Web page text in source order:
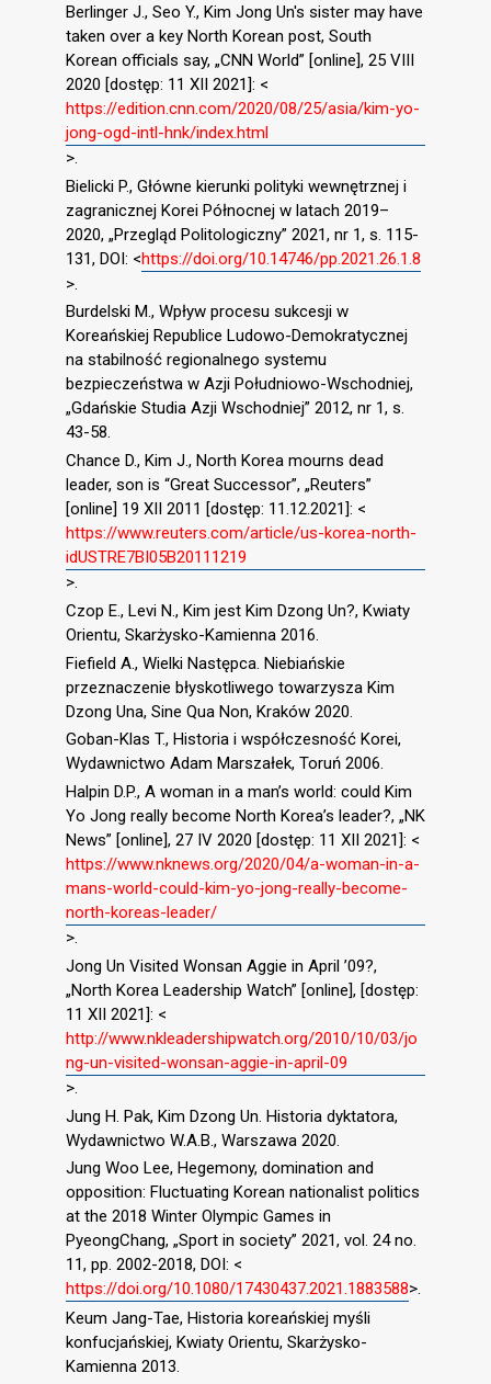
Berlinger J., Seo Y., Kim Jong Un's sister may have
taken over a key North Korean post, South
Korean officials say, „CNN World” [online], 25 VIII
2020 [dostęp: 11 XII 2021]: <
https://edition.cnn.com/2020/08/25/asia/kim-yo-
jong-ogd-intl-hnk/index.html
>.
Bielicki P., Główne kierunki polityki wewnętrznej i
zagranicznej Korei Północnej w latach 2019–
2020, „Przegląd Politologiczny” 2021, nr 1, s. 115-
131, DOI: <https://doi.org/10.14746/pp.2021.26.1.8
>.
Burdelski M., Wpływ procesu sukcesji w
Koreańskiej Republice Ludowo-Demokratycznej
na stabilność regionalnego systemu
bezpieczeństwa w Azji Południowo-Wschodniej,
„Gdańskie Studia Azji Wschodniej” 2012, nr 1, s.
43-58.
Chance D., Kim J., North Korea mourns dead
leader, son is “Great Successor”, „Reuters”
[online] 19 XII 2011 [dostęp: 11.12.2021]: <
https://www.reuters.com/article/us-korea-north-
idUSTRE7BI05B20111219
>.
Czop E., Levi N., Kim jest Kim Dzong Un?, Kwiaty
Orientu, Skarżysko-Kamienna 2016.
Fiefield A., Wielki Następca. Niebiańskie
przeznaczenie błyskotliwego towarzysza Kim
Dzong Una, Sine Qua Non, Kraków 2020.
Goban-Klas T., Historia i współczesność Korei,
Wydawnictwo Adam Marszałek, Toruń 2006.
Halpin D.P., A woman in a man’s world: could Kim
Yo Jong really become North Korea’s leader?, „NK
News” [online], 27 IV 2020 [dostęp: 11 XII 2021]: <
https://www.nknews.org/2020/04/a-woman-in-a-
mans-world-could-kim-yo-jong-really-become-
north-koreas-leader/
>.
Jong Un Visited Wonsan Aggie in April ’09?,
„North Korea Leadership Watch” [online], [dostęp:
11 XII 2021]: <
http://www.nkleadershipwatch.org/2010/10/03/jo
ng-un-visited-wonsan-aggie-in-april-09
>.
Jung H. Pak, Kim Dzong Un. Historia dyktatora,
Wydawnictwo W.A.B., Warszawa 2020.
Jung Woo Lee, Hegemony, domination and
opposition: Fluctuating Korean nationalist politics
at the 2018 Winter Olympic Games in
PyeongChang, „Sport in society” 2021, vol. 24 no.
11, pp. 2002-2018, DOI: <
https://doi.org/10.1080/17430437.2021.1883588>.
Keum Jang-Tae, Historia koreańskiej myśli
konfucjańskiej, Kwiaty Orientu, Skarżysko-
Kamienna 2013.